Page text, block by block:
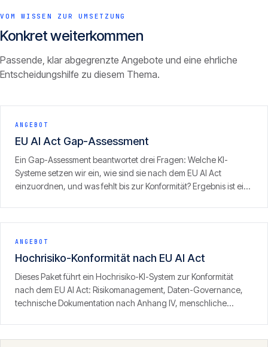
VOM WISSEN ZUR UMSETZUNG
Konkret weiterkommen
Passende, klar abgegrenzte Angebote und eine ehrliche
Entscheidungshilfe zu diesem Thema.
ANGEBOT
EU AI Act Gap-Assessment
Ein Gap-Assessment beantwortet drei Fragen: Welche KI-
Systeme setzen wir ein, wie sind sie nach dem EU AI Act
einzuordnen, und was fehlt bis zur Konformität? Ergebnis ist ein
ANGEBOT
Hochrisiko-Konformität nach EU AI Act
Dieses Paket führt ein Hochrisiko-KI-System zur Konformität
nach dem EU AI Act: Risikomanagement, Daten-Governance,
technische Dokumentation nach Anhang IV, menschliche